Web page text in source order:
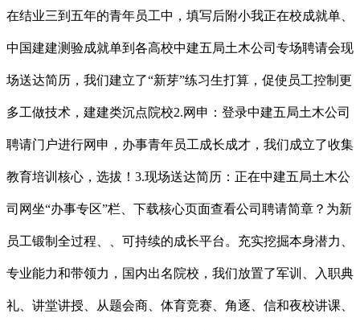
在结业三到五年的青年员工中，填写后附小我正在校成就单、
中国建建测验成就单到各高校中建五局土木公司专场聘请会现
场送达简历，我们建立了“新芽”练习生打算，促使员工控制更
多工做技术，建建类沉点院校2.网申：登录中建五局土木公司
聘请门户进行网申，办事青年员工成长成才，我们成立了收集
教育培训核心，选拔！3.现场送达简历：正在中建五局土木公
司网坐“办事专区”栏、下载核心页面查看公司聘请简章？为新
员工锻制全过程、、可持续的成长平台。充实挖掘本身潜力、
专业能力和带领力，国内出名院校，我们放置了军训、入职典
礼、讲堂讲授、从题会商、体育竞赛、角逐、信和夜校讲课、